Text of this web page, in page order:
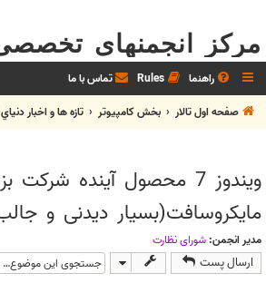
مرکز انجمنهای
راهنما Rules تماس با ما
صفحه اول تالار
بخش كامپيوتر تازه ها و اخبار
ويندوز 7 محصول آینده شرکت
مایکروسافت(بسیار دیدنی و
مدیر انجمن: شوراي نظارت
ارسال پست